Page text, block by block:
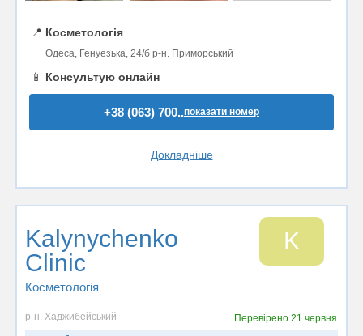
📍 Косметологія
Одеса, Генуезька, 24/б р-н. Приморський
📱 Консультую онлайн
+38 (063) 700..показати номер
Докладніше
Kalynychenko
Clinic
Косметологія
K
р-н. Хаджибейський Перевірено21 червня